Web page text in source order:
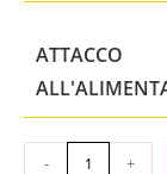
ATTACCO
- +